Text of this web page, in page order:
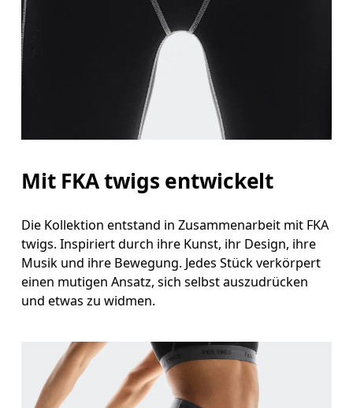
Mit FKA twigs entwickelt
Die Kollektion entstand in Zusammenarbeit mit FKA
twigs. Inspiriert durch ihre Kunst, ihr Design, ihre
Musik und ihre Bewegung. Jedes Stück verkörpert
einen mutigen Ansatz, sich selbst auszudrücken
und etwas zu widmen.